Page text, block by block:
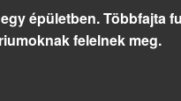
épületben. Többfajta
felelnek meg.